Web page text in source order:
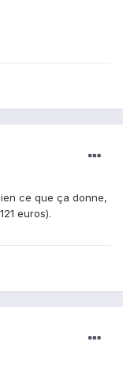
ce que ça donne,
euros).